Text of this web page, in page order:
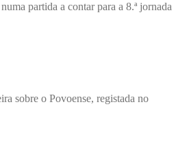
partida a contar para a 8.ª jornada
sobre o Povoense, registada no